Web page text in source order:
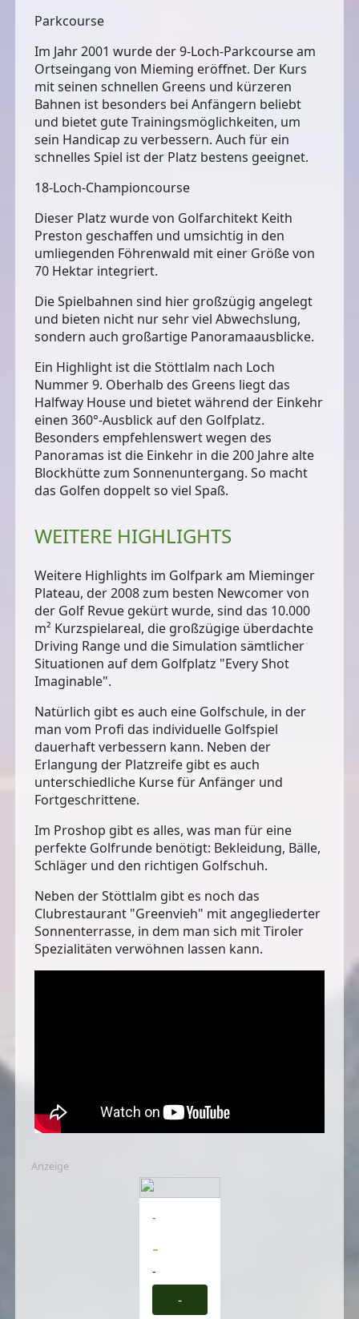
Parkcourse
Im Jahr 2001 wurde der9-Loch-Parkcourseam
Ortseingang von Mieming eröffnet. Der Kurs
mit seinen schnellen Greens und kürzeren
Bahnen ist besonders bei Anfängern beliebt
und bietet gute Trainingsmöglichkeiten, um
sein Handicap zu verbessern. Auch für ein
schnelles Spiel ist der Platz bestens geeignet.
18-Loch-Championcourse
Dieser Platz wurde von Golfarchitekt Keith
Preston geschaffen und umsichtig in den
umliegenden Föhrenwald mit einer Größe von
70 Hektar integriert.
Die Spielbahnen sind hier großzügig angelegt
und bieten nicht nur sehr viel Abwechslung,
sondern auch großartige Panoramaausblicke.
Ein Highlight ist dieStöttlalm nach Loch
Nummer 9. Oberhalb des Greens liegt das
Halfway House und bietet während der Einkehr
einen 360°-Ausblick auf den Golfplatz.
Besonders empfehlenswert wegen des
Panoramas ist die Einkehr in die 200 Jahre alte
Blockhütte zum Sonnenuntergang. So macht
das Golfen doppelt so viel Spaß.
WEITERE HIGHLIGHTS
Weitere Highlights im Golfpark am Mieminger
Plateau, der 2008 zum besten Newcomervon
der Golf Revue gekürt wurde, sind das 10.000
m² Kurzspielareal, die großzügige überdachte
Driving Range und dieSimulation sämtlicher
Situationen auf dem Golfplatz "Every Shot
Imaginable".
Natürlich gibt es auch eine Golfschule, in der
man vom Profi das individuelle Golfspiel
dauerhaft verbessern kann. Neben der
Erlangung der Platzreife gibt es auch
unterschiedliche Kurse für Anfänger und
Fortgeschrittene.
Im Proshop gibt es alles, was man für eine
perfekte Golfrunde benötigt: Bekleidung, Bälle,
Schläger und den richtigen Golfschuh.
Neben der Stöttlalm gibt es noch das
Clubrestaurant "Greenvieh" mit angegliederter
Sonnenterrasse, in dem man sich mit Tiroler
Spezialitäten verwöhnen lassen kann.
Anzeige
-
-
-
-